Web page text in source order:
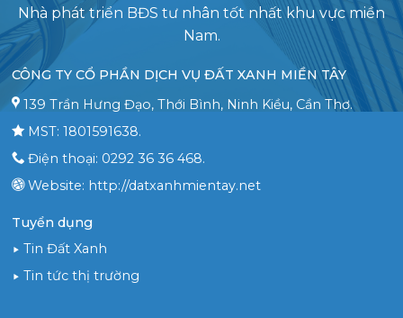
Nhà phát triển BĐS tư nhân tốt nhất khu vực miền
Nam.
CÔNG TY CỔ PHẦN DỊCH VỤ ĐẤT XANH MIỀN TÂY
139 Trần Hưng Đạo, Thới Bình, Ninh Kiều, Cần Thơ.
MST: 1801591638.
Điện thoại: 0292 36 36 468.
Website: http://datxanhmientay.net
Tuyển dụng
Tin Đất Xanh
Tin tức thị trường